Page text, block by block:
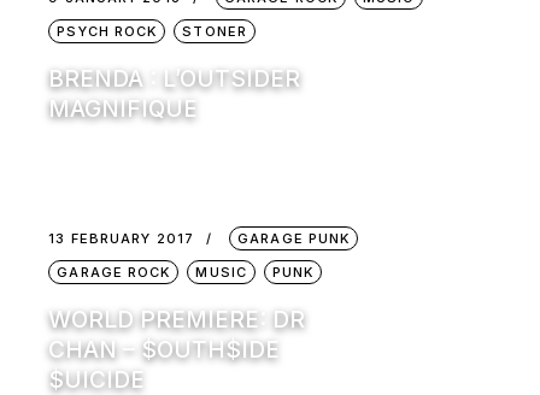
PSYCH ROCK
STONER
BRENDA : L’OUTSIDER
MAGNIFIQUE
13 FEBRUARY 2017
GARAGE PUNK
GARAGE ROCK
MUSIC PUNK
WORLD PREMIERE: DR
CHAN – $OUTH$IDE
$UICIDE